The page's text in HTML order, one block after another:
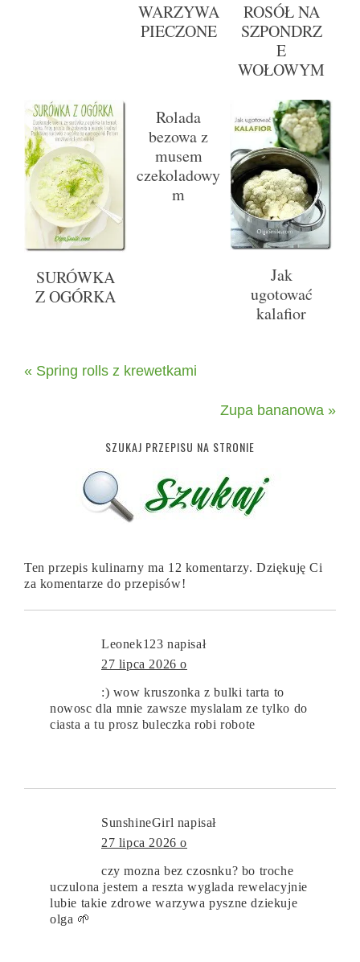
WARZYWA
PIECZONE
ROSÓŁ NA
SZPONDRZ
E
WOŁOWYM
SURÓWKA
Z OGÓRKA
Rolada
bezowa z
musem
czekoladowy
m
Jak
ugotować
kalafior
« Spring rolls z krewetkami
Zupa bananowa »
SZUKAJ PRZEPISU NA STRONIE
Ten przepis kulinarny ma 12 komentarzy. Dziękuję Ci
za komentarze do przepisów!
Leonek123 napisał
27 lipca 2026 o
:) wow kruszonka z bulki tarta to
nowosc dla mnie zawsze myslalam ze tylko do
ciasta a tu prosz buleczka robi robote
SunshineGirl napisał
27 lipca 2026 o
czy mozna bez czosnku? bo troche
uczulona jestem a reszta wyglada rewelacyjnie
lubie takie zdrowe warzywa pyszne dziekuje
olga 🌱